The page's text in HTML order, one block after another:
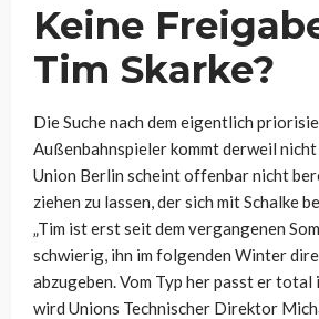
Keine
Tim Skarke?
Die Suche nach dem eigentlich
Außenbahnspieler kommt derweil
Union Berlin scheint offenbar nicht
ziehen zu lassen, der sich mit Schalke
„Tim ist erst seit dem vergangenen
schwierig, ihn im folgenden Winter
abzugeben. Vom Typ her passt er total
wird Unions Technischer Direktor